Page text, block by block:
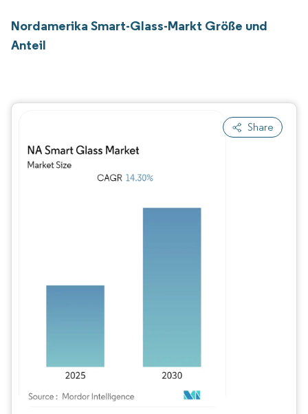
Nordamerika Smart-Glass-Markt Größe und
Anteil
Share